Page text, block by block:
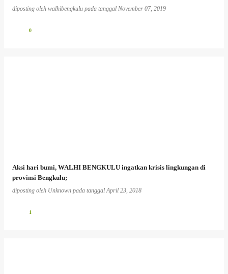
diposting oleh walhibengkulu pada tanggal November 07, 2019
0
Aksi hari bumi, WALHI BENGKULU ingatkan krisis lingkungan di
provinsi Bengkulu;
diposting oleh Unknown pada tanggalApril 23, 2018
1